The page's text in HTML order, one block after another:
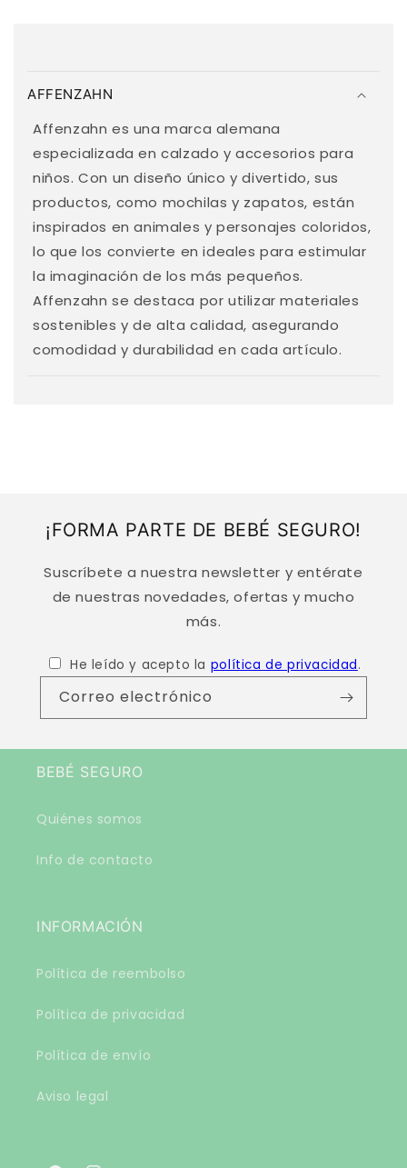
n
t
e
n
d
o
d
e
s
p
AFFENZAHN
Affenzahn es una marca alemana
especializada en calzado y accesorios para
niños. Con un diseño único y divertido, sus
productos, como mochilas y zapatos, están
inspirados en animales y personajes coloridos,
lo que los convierte en ideales para estimular
la imaginación de los más pequeños.
Affenzahn se destaca por utilizar materiales
sostenibles y de alta calidad, asegurando
comodidad y durabilidad en cada artículo.
¡FORMA PARTE DE BEBÉ SEGURO!
Suscríbete a nuestra newsletter y entérate
de nuestras novedades, ofertas y mucho
más.
He leído y acepto la política de privacidad.
Correo electrónico
BEBÉ SEGURO
Quiénes somos
Info de contacto
INFORMACIÓN
Política de reembolso
Política de privacidad
Política de envío
Aviso legal